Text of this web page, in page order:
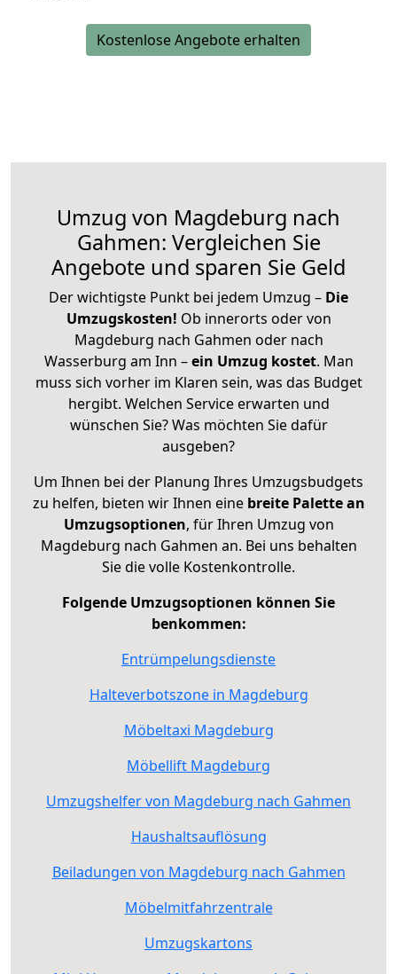
Kostenlose Angebote erhalten
Umzug von Magdeburg nach
Gahmen: Vergleichen Sie
Angebote und sparen Sie Geld
Der wichtigste Punkt bei jedem Umzug – Die
Umzugskosten! Ob innerorts oder von
Magdeburg nach Gahmen oder nach
Wasserburg am Inn –ein Umzug kostet. Man
muss sich vorher im Klaren sein, was das Budget
hergibt. Welchen Service erwarten und
wünschen Sie? Was möchten Sie dafür
ausgeben?
Um Ihnen bei der Planung Ihres Umzugsbudgets
zu helfen, bieten wir Ihnen eine breite Palette an
Umzugsoptionen, für Ihren Umzug von
Magdeburg nach Gahmen an. Bei uns behalten
Sie die volle Kostenkontrolle.
Folgende Umzugsoptionen können Sie
benkommen:
Entrümpelungsdienste
Halteverbotszone in Magdeburg
Möbeltaxi Magdeburg
Möbellift Magdeburg
Umzugshelfer von Magdeburg nach Gahmen
Haushaltsauflösung
Beiladungen von Magdeburg nach Gahmen
Möbelmitfahrzentrale
Umzugskartons